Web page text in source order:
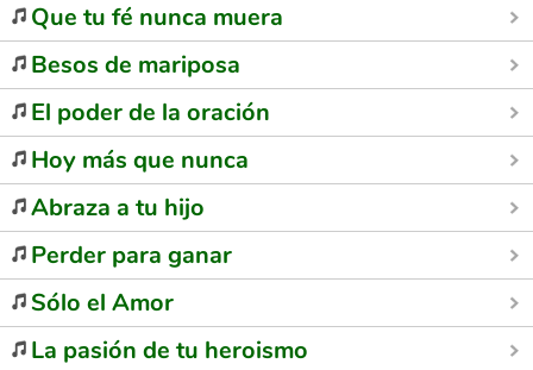
Que tu fé nunca muera
Besos de mariposa
El poder de la oración
Hoy más que nunca
Abraza a tu hijo
Perder para ganar
Sólo el Amor
La pasión de tu heroismo